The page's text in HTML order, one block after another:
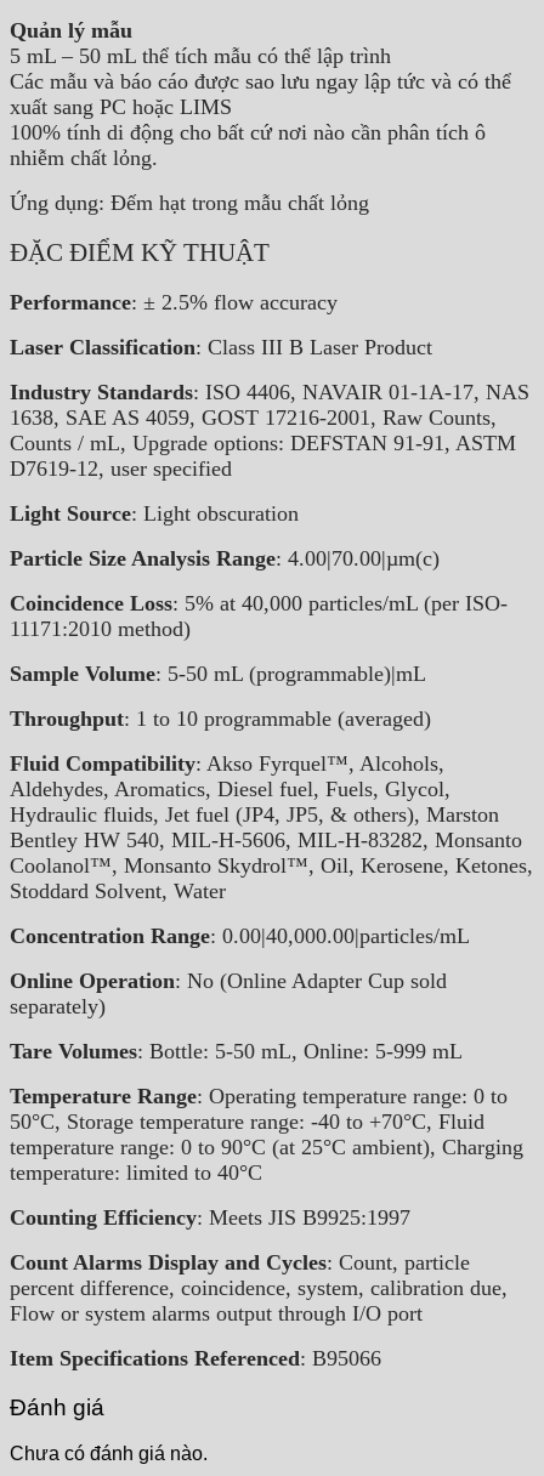
Quản lý mẫu
5 mL – 50 mL thể tích mẫu có thể lập trình
Các mẫu và báo cáo được sao lưu ngay lập tức và có thể
xuất sang PC hoặc LIMS
100% tính di động cho bất cứ nơi nào cần phân tích ô
nhiễm chất lỏng.
Ứng dụng: Đếm hạt trong mẫu chất lỏng
ĐẶC ĐIỂM KỸ THUẬT
Performance: ± 2.5% flow accuracy
Laser Classification: Class III B Laser Product
Industry Standards: ISO 4406, NAVAIR 01-1A-17, NAS
1638, SAE AS 4059, GOST 17216-2001, Raw Counts,
Counts / mL, Upgrade options: DEFSTAN 91-91, ASTM
D7619-12, user specified
Light Source: Light obscuration
Particle Size Analysis Range: 4.00|70.00|µm(c)
Coincidence Loss: 5% at 40,000 particles/mL (per ISO-
11171:2010 method)
Sample Volume: 5-50 mL (programmable)|mL
Throughput: 1 to 10 programmable (averaged)
Fluid Compatibility: Akso Fyrquel™, Alcohols,
Aldehydes, Aromatics, Diesel fuel, Fuels, Glycol,
Hydraulic fluids, Jet fuel (JP4, JP5, & others), Marston
Bentley HW 540, MIL-H-5606, MIL-H-83282, Monsanto
Coolanol™, Monsanto Skydrol™, Oil, Kerosene, Ketones,
Stoddard Solvent, Water
Concentration Range: 0.00|40,000.00|particles/mL
Online Operation: No (Online Adapter Cup sold
separately)
Tare Volumes: Bottle: 5-50 mL, Online: 5-999 mL
Temperature Range: Operating temperature range: 0 to
50°C, Storage temperature range: -40 to +70°C, Fluid
temperature range: 0 to 90°C (at 25°C ambient), Charging
temperature: limited to 40°C
Counting Efficiency: Meets JIS B9925:1997
Count Alarms Display and Cycles: Count, particle
percent difference, coincidence, system, calibration due,
Flow or system alarms output through I/O port
Item Specifications Referenced: B95066
Đánh giá
Chưa có đánh giá nào.